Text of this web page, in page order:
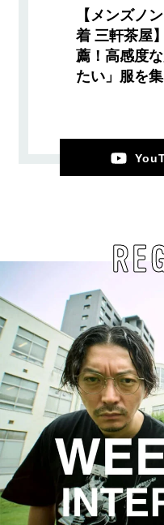
【メンズノ
着 三軒茶屋
薦！高感度
たい」服を